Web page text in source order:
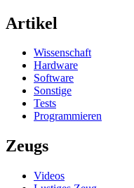
Artikel
Wissenschaft
Hardware
Software
Sonstige
Tests
Programmieren
Zeugs
Videos